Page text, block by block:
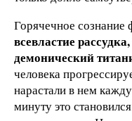
Горячечное сознание
всевластие
демонический
человека
нарастали в нем
минуту это